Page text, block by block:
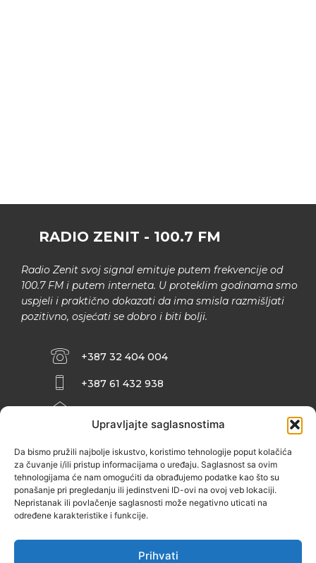
Upravljajte saglasnostima
Da bismo pružili najbolje iskustvo, koristimo tehnologije poput kolačića
za čuvanje i/ili pristup informacijama o uređaju. Saglasnost sa ovim
tehnologijama će nam omogućiti da obrađujemo podatke kao što su
ponašanje pri pregledanju ili jedinstveni ID-ovi na ovoj veb lokaciji.
Nepristanak ili povlačenje saglasnosti može negativno uticati na
određene karakteristike i funkcije.
Prihvati
RADIO ZENIT - 100.7 FM
Radio Zenit svoj signal emituje putem frekvencije od
100.7 FM i putem interneta. U proteklim godinama smo
uspjeli i praktično dokazati da ima smisla razmišljati
pozitivno, osjećati se dobro i biti bolji.
+387 32 404 004
+387 61 432 938
INFO@ZENIT.BA
ZENIČANKA, 3. SPRAT), 72000 ZENICA